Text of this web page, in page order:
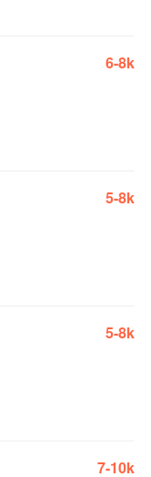
6-8k
5-8k
5-8k
7-10k